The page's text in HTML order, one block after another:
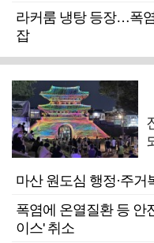
라커룸 냉탕 등장…폭
잡
마산 원도심 행정·주
폭염에 온열질환 등 안
이스' 취소